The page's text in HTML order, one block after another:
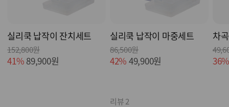
실리쿡 납작이 잔치세트
152,800원
41% 89,900원
실리쿡 납작이 마중세트
86,500원
42% 49,900원
리뷰 2
차